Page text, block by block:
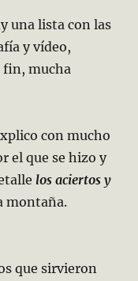
una lista con las
y vídeo,
fin, mucha
con mucho
el que se hizo y
los aciertos y
montaña.
que sirvieron